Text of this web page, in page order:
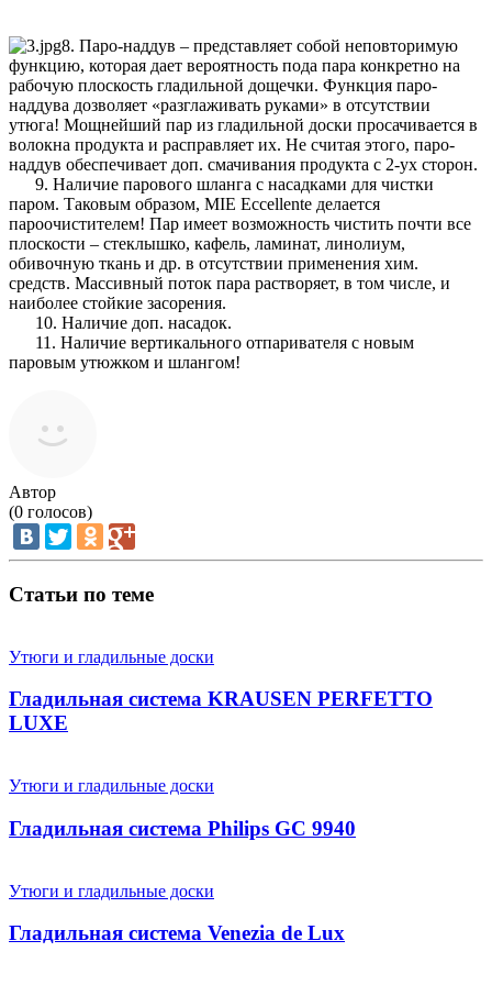
8. Паро-наддув – представляет собой неповторимую
функцию, которая дает вероятность пода пара конкретно на
рабочую плоскость гладильной дощечки. Функция паро-
наддува дозволяет «разглаживать руками» в отсутствии
утюга! Мощнейший пар из гладильной доски просачивается в
волокна продукта и расправляет их. Не считая этого, паро-
наддув обеспечивает доп. смачивания продукта с 2-ух сторон.
9. Наличие парового шланга с насадками для чистки
паром. Таковым образом, MIE Eccellente делается
пароочистителем! Пар имеет возможность чистить почти все
плоскости – стеклышко, кафель, ламинат, линолиум,
обивочную ткань и др. в отсутствии применения хим.
средств. Массивный поток пара растворяет, в том числе, и
наиболее стойкие засорения.
10. Наличие доп. насадок.
11. Наличие вертикального отпаривателя с новым
паровым утюжком и шлангом!
Автор
(0 голосов)
Статьи по теме
Утюги и гладильные доски
Гладильная система KRAUSEN PERFETTO
LUXE
Утюги и гладильные доски
Гладильная система Philips GC 9940
Утюги и гладильные доски
Гладильная система Venezia de Lux